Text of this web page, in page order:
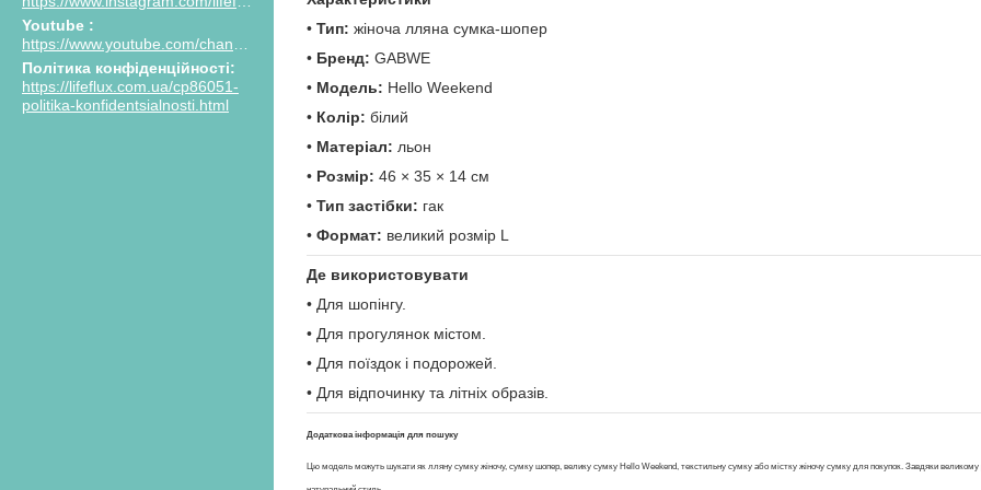
Youtube
https://www.youtube.com/channel/UCPIasy4xKoClKZ7euVHI_AQ/featured
Політика конфіденційності
https://lifeflux.com.ua/cp86051-
politika-konfidentsialnosti.html
• Тип: жіноча лляна сумка-шопер
• Бренд: GABWE
• Модель: Hello Weekend
• Колір: білий
• Матеріал: льон
• Розмір: 46 × 35 × 14 см
• Тип застібки: гак
• Формат: великий розмір L
Де використовувати
• Для шопінгу.
• Для прогулянок містом.
• Для поїздок і подорожей.
• Для відпочинку та літніх образів.
Додаткова інформація для пошуку
Цю модель можуть шукати як лляну сумку жіночу, сумку шопер, велику сумку Hello Weekend, текстильну сумку або містку жіночу сумку для покупок. Завдяки великому